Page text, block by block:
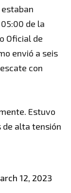
de la
Oficial de
envió a seis
con
Estuvo
de alta tensión
12, 2023